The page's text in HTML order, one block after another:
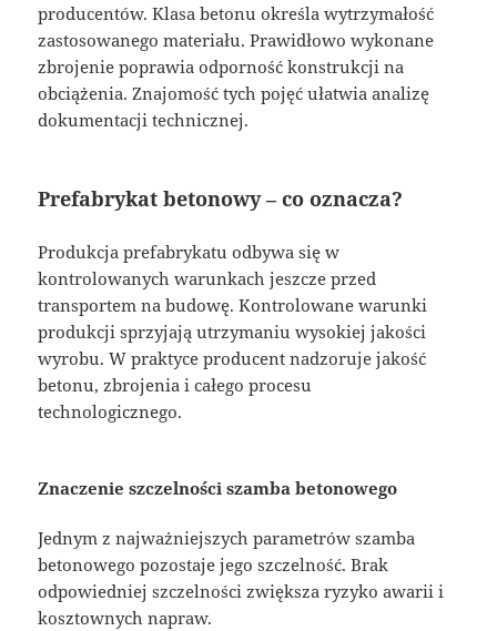
producentów. Klasa betonu określa wytrzymałość
zastosowanego materiału. Prawidłowo wykonane
zbrojenie poprawia odporność konstrukcji na
obciążenia. Znajomość tych pojęć ułatwia analizę
dokumentacji technicznej.
Prefabrykat betonowy – co oznacza?
Produkcja prefabrykatu odbywa się w
kontrolowanych warunkach jeszcze przed
transportem na budowę. Kontrolowane warunki
produkcji sprzyjają utrzymaniu wysokiej jakości
wyrobu. W praktyce producent nadzoruje jakość
betonu, zbrojenia i całego procesu
technologicznego.
Znaczenie szczelności szamba betonowego
Jednym z najważniejszych parametrów szamba
betonowego pozostaje jego szczelność. Brak
odpowiedniej szczelności zwiększa ryzyko awarii i
kosztownych napraw.